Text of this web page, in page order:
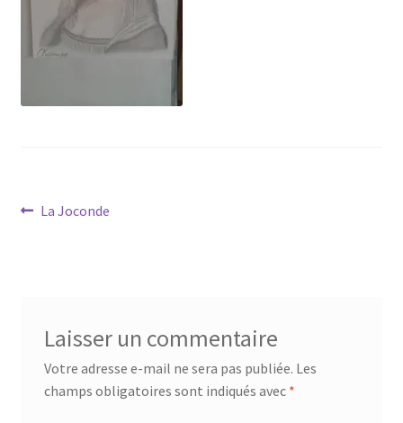
Tarifs
Navigation
Article
La Joconde
Laisser un commentaire
Votre adresse e-mail ne sera pas publiée. Les
champs obligatoires sont indiqués avec *